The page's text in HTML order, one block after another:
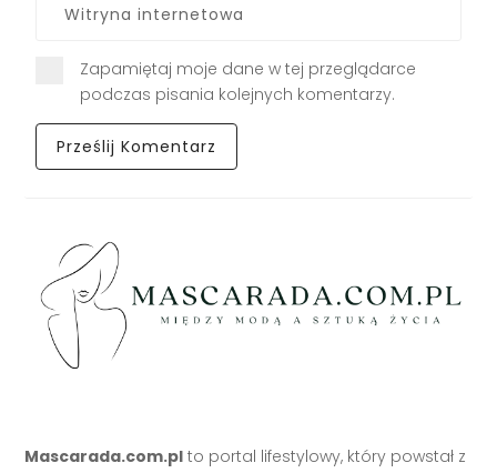
Zapamiętaj moje dane w tej przeglądarce
podczas pisania kolejnych komentarzy.
Mascarada.com.pl to portal lifestylowy, który powstał z